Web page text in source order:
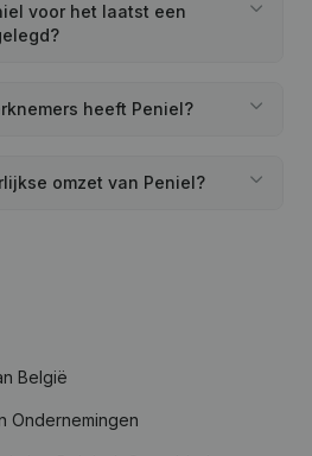
voor het laatst een
heeft Peniel?
omzet van Peniel?
België
Ondernemingen